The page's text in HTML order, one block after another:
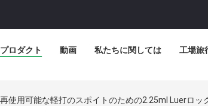
プロダクト 動画 私たちに関しては 工場旅
使用可能な軽打のスポイトのための2.25ml Luerロッ